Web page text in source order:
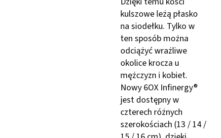
kulszowe leżą płasko
na siodełku. Tylko w
ten sposób można
odciążyć wrażliwe
okolice krocza u
mężczyzn i kobiet.
Nowy 6OX Infinergy®
jest dostępny w
czterech różnych
szerokościach (13 / 14 /